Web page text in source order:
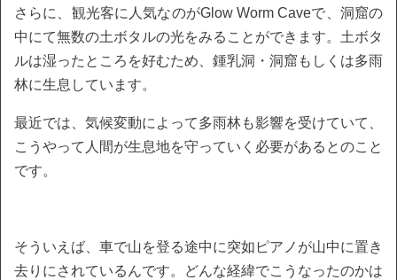
さらに、観光客に人気なのがGlow Worm Caveで、洞窟の
中にて無数の土ボタルの光をみることができます。土ボタ
ルは湿ったところを好むため、鍾乳洞・洞窟もしくは多雨
林に生息しています。
最近では、気候変動によって多雨林も影響を受けていて、
こうやって人間が生息地を守っていく必要があるとのこと
です。
そういえば、車で山を登る途中に突如ピアノが山中に置き
去りにされているんです。どんな経緯でこうなったのかは